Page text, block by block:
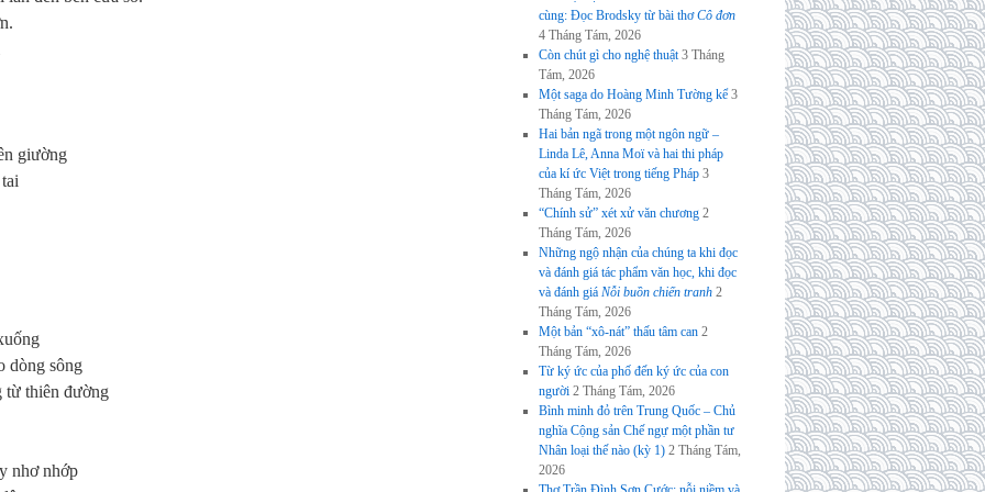
n.
n giường
ống
dòng sông
từ thiên đường
y nhơnhớp
cùng: Đọc Brodsky từ bài thơCô đơn
4 Tháng Tám, 2026
Còn chút gì cho nghệ thuật 3 Tháng
Tám, 2026
Một saga do Hoàng Minh Tường kể 3
Tháng Tám, 2026
Hai bản ngã trong một ngôn ngữ –
Linda Lê, Anna Moï và hai thi pháp
của kí ức Việt trong tiếng Pháp 3
Tháng Tám, 2026
“Chính sử” xét xử văn chương 2
Tháng Tám, 2026
Những ngộ nhận của chúng ta khi đọc
và đánh giá tác phẩm văn học, khi đọc
và đánh giá Nỗi buồn chiến tranh 2
Tháng Tám, 2026
Một bản “xô-nát” thấu tâm can 2
Tháng Tám, 2026
Từ ký ức của phố đến ký ức của con
người 2 Tháng Tám, 2026
Bình minh đỏ trên Trung Quốc – Chủ
nghĩa Cộng sản Chế ngự một phần tư
Nhân loại thế nào (kỳ 1) 2 Tháng Tám,
2026